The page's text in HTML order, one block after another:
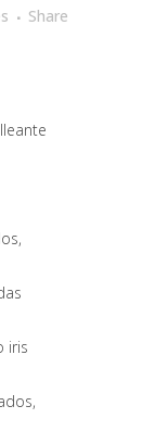
Share
iris